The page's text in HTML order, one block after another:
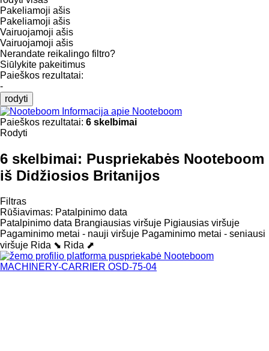
Pakeliamoji ašis
Pakeliamoji ašis
Vairuojamoji ašis
Vairuojamoji ašis
Nerandate reikalingo filtro?
Siūlykite pakeitimus
Paieškos rezultatai:
-
rodyti
Informacija apie Nooteboom
Paieškos rezultatai: 6 skelbimai
Rodyti
6 skelbimai: Puspriekabės Nooteboom
iš Didžiosios Britanijos
Filtras
Rūšiavimas: Patalpinimo data
Patalpinimo data Brangiausias viršuje Pigiausias viršuje
Pagaminimo metai - nauji viršuje Pagaminimo metai - seniausi
viršuje Rida ⬊ Rida ⬈